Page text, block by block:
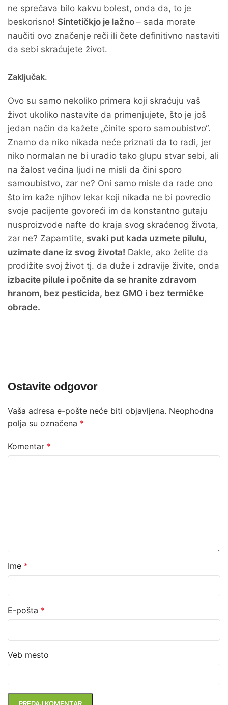
ne sprečava bilo kakvu bolest, onda da, to je
beskorisno! Sintetičkjo je lažno – sada morate
naučiti ovo značenje reči ili čete definitivno nastaviti
da sebi skraćujete život.
Zaključak.
Ovo su samo nekoliko primera koji skraćuju vaš
život ukoliko nastavite da primenjujete, što je još
jedan način da kažete „činite sporo samoubistvo“.
Znamo da niko nikada neće priznati da to radi, jer
niko normalan ne bi uradio tako glupu stvar sebi, ali
na žalost većina ljudi ne misli da čini sporo
samoubistvo, zar ne? Oni samo misle da rade ono
što im kaže njihov lekar koji nikada ne bi povredio
svoje pacijente govoreći im da konstantno gutaju
nusproizvode nafte do kraja svog skraćenog života,
zar ne? Zapamtite, svaki put kada uzmete pilulu,
uzimate dane iz svog života! Dakle, ako želite da
prodižite svoj život tj. da duže i zdravije živite, onda
izbacite pilule i počnite da se hranite zdravom
hranom, bez pesticida, bez GMO i bez termičke
obrade.
Ostavite odgovor
Vaša adresa e-pošte neće biti objavljena. Neophodna
polja su označena *
Komentar *
Ime *
E-pošta *
Veb mesto